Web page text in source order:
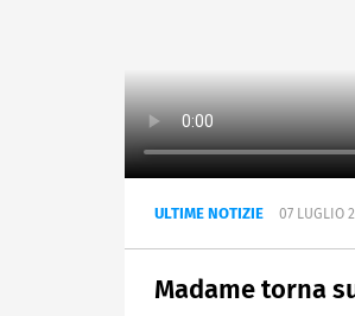
ULTIME NOTIZIE 07 LUGLIO
Madame torna